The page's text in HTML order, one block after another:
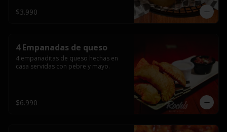
$3.990
4 Empanadas de queso
4 empanaditas de queso hechas en
casa servidas con pebre y mayo.
$6.990